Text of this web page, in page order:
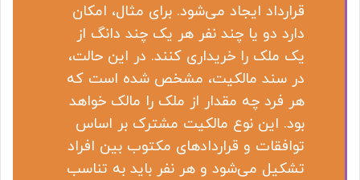
قرارداد ایجاد می‌شود. برای مثال، امکان
دارد دو یا چند نفر هر یک چند دانگ از
یک ملک را خریداری کنند. در این حالت،
در سند مالکیت، مشخص شده است که
هر فرد چه مقدار از ملک را مالک خواهد
بود. این نوع مالکیت مشترک بر اساس
توافقات و قراردادهای مکتوب بین افراد
تشکیل می‌شود و هر نفر باید به تناسب